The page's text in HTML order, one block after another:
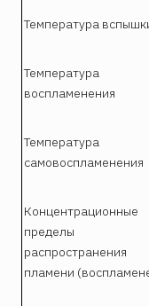
Температура
Температура
воспламенения
Температура
самовоспламенения
Концентрационные
пределы
распространения
пламени